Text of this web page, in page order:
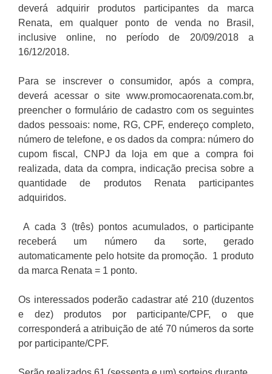
deverá adquirir produtos participantes da marca
Renata, em qualquer ponto de venda no Brasil,
inclusive online, no período de 20/09/2018 a
16/12/2018.
Para se inscrever o consumidor, após a compra,
deverá acessar o site www.promocaorenata.com.br,
preencher o formulário de cadastro com os seguintes
dados pessoais: nome, RG, CPF, endereço completo,
número de telefone, e os dados da compra: número do
cupom fiscal, CNPJ da loja em que a compra foi
realizada, data da compra, indicação precisa sobre a
quantidade de produtos Renata participantes
adquiridos.
A cada 3 (três) pontos acumulados, o participante
receberá um número da sorte, gerado
automaticamente pelo hotsite da promoção. 1 produto
da marca Renata = 1 ponto.
Os interessados poderão cadastrar até 210 (duzentos
e dez) produtos por participante/CPF, o que
corresponderá a atribuição de até 70 números da sorte
por participante/CPF.